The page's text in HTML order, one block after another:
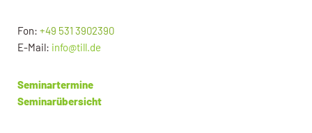
Fon: +49 531 3902390
E-Mail: info@till.de
Seminartermine
Seminarübersicht